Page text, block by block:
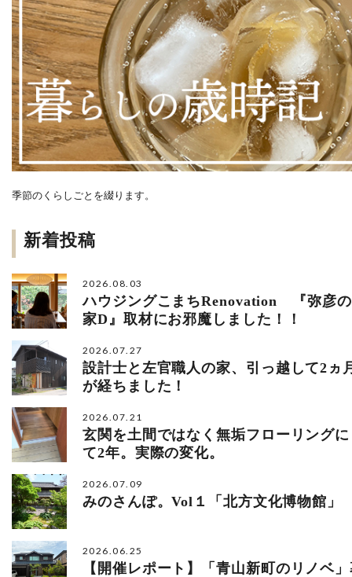
季節のくらしごとを綴ります。
新着投稿
2026.08.03
ハウジングこまちRenovation 『弥彦の
家D』取材にお邪魔しました！！
2026.07.27
設計士と左官職人の家、引っ越して2ヵ
が経ちました！
2026.07.21
玄関を土間ではなく無垢フローリング
て2年。実際の変化。
2026.07.09
みのさんぽ。Vol１「北方文化博物館」
2026.06.25
【開催レポート】「青山新町のリノベ